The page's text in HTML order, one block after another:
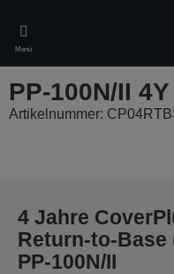
main
content
Menü
PP-100N/II
Artikelnummer:
4 Jahre
Return-to-Base
PP-100N/II